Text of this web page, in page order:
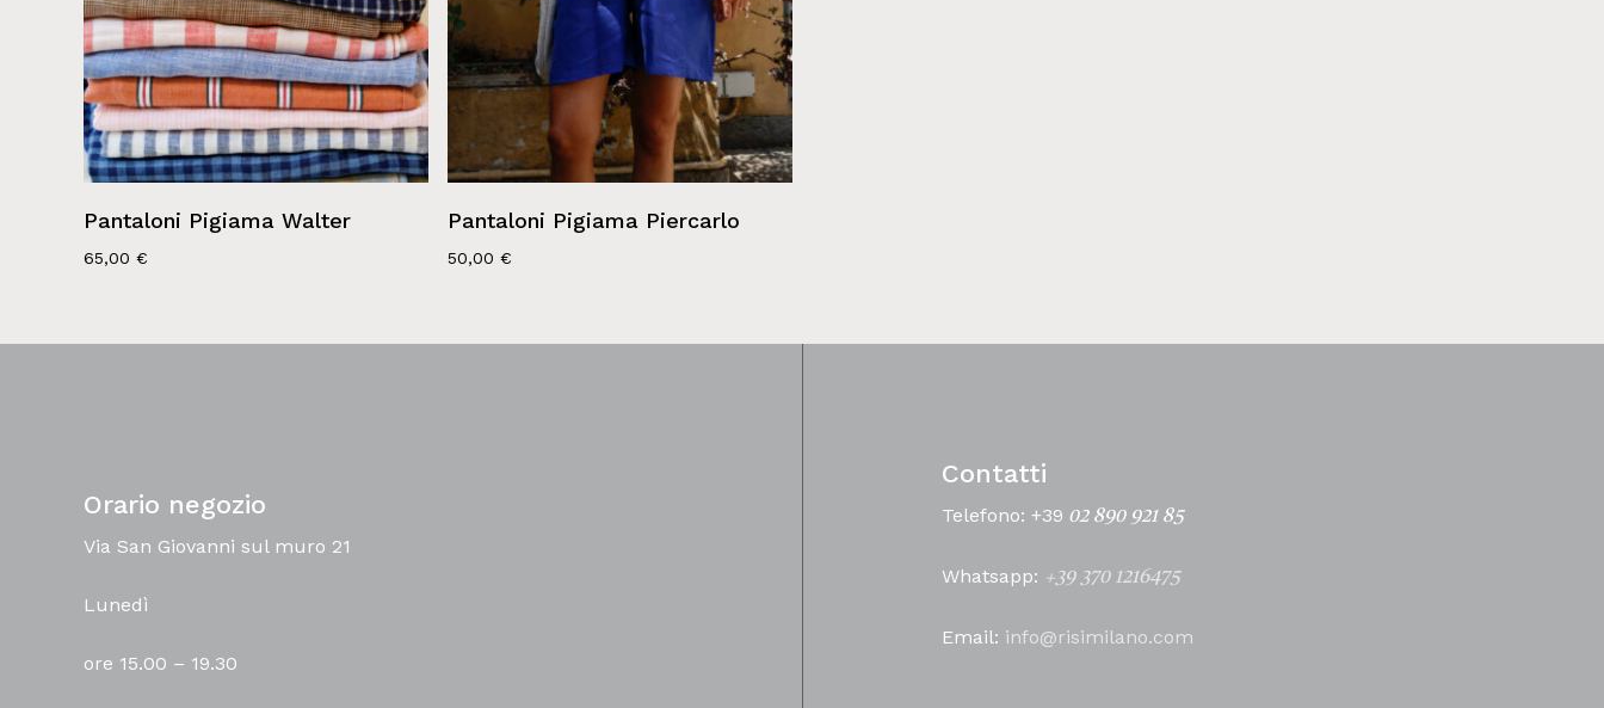
Pantaloni Pigiama Walter
65,00 €
Pantaloni Pigiama Piercarlo
50,00 €
Orario negozio
Via San Giovanni sul muro 21
Lunedì
ore 15.00 – 19.30
Contatti
Telefono: +39 02 890 921 85
Whatsapp: +39 370 1216475
Email: info@risimilano.com